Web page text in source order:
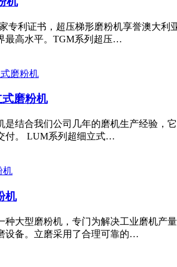
专利证书，超压梯形磨粉机享誉澳大
最高水平。TGM系列超压…
磨粉机
是结合我们公司几年的磨机生产经验，
付。 LUM系列超细立式…
机
种大型磨粉机，专门为解决工业磨机产
设备。立磨采用了合理可靠的…